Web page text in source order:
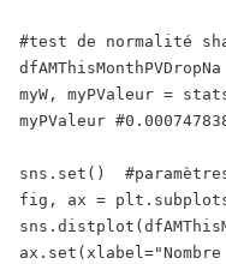
#test de normalité
myW, myPValeur =
myPValeur
sns.set()
fig, ax =